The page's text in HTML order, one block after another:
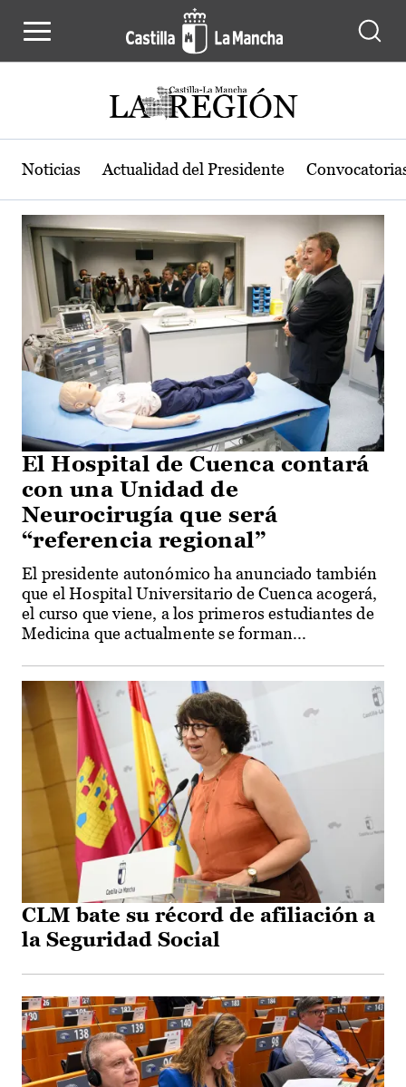
Actualidad de la región de Castilla-
Noticias Actualidad del Presidente
El Hospital de Cuenca contará
con una Unidad de
Neurocirugía que será
“referencia regional”
El presidente autonómico ha anunciado también
que el Hospital Universitario de Cuenca acogerá,
el curso que viene, a los primeros estudiantes de
Medicina que actualmente se forman...
CLM bate su récord de afiliación a
la Seguridad Social